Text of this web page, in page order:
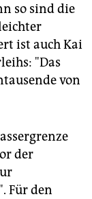
so sind die
ist auch Kai
"Das
von
der
Für den